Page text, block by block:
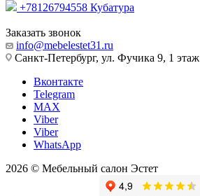
+78126794558 Кубатура
Заказать звонок
info@mebelestet31.ru
Санкт-Петербург, ул. Фучика 9, 1 этаж
Вконтакте
Telegram
MAX
Viber
Viber
WhatsApp
2026 © Мебельный салон Эстет